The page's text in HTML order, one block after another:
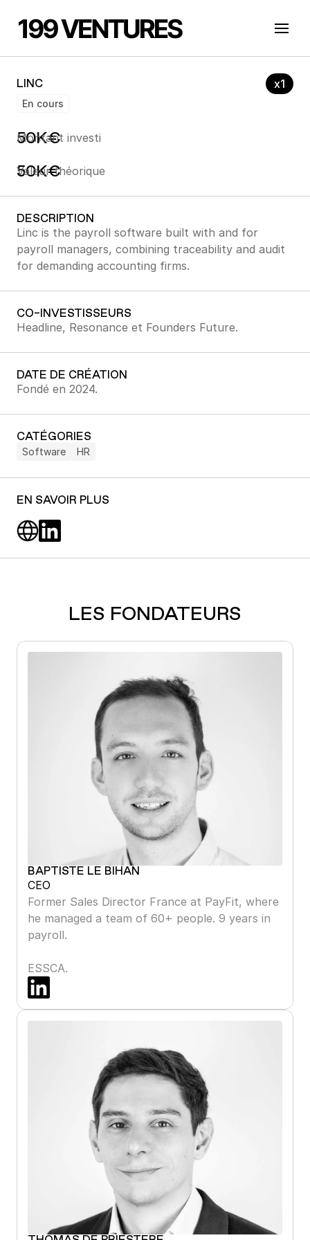
LINC x1
En cours
50K€
Montant investi
50K€
Valeur théorique
DESCRIPTION
Linc is the payroll software built with and for
payroll managers, combining traceability and audit
for demanding accounting firms.
CATÉGORIES
Software
HR
DATE DE CRÉATION
Fondé en 2024.
CO-INVESTISSEURS
Headline, Resonance et Founders Future.
EN SAVOIR PLUS
LES FONDATEURS
BAPTISTE LE BIHAN
CEO
Former Sales Director France at PayFit, where
he managed a team of 60+ people. 9 years in
payroll.
ESSCA.